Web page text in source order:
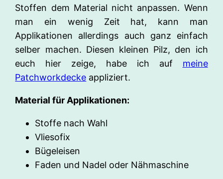
Stoffen dem Material nicht anpassen. Wenn
man ein wenig Zeit hat, kann man
Applikationen allerdings auch ganz einfach
selber machen. Diesen kleinen Pilz, den ich
euch hier zeige, habe ich auf meine
Patchworkdecke appliziert.
Material für Applikationen:
Stoffe nach Wahl
Vliesofix
Bügeleisen
Faden und Nadel oder Nähmaschine